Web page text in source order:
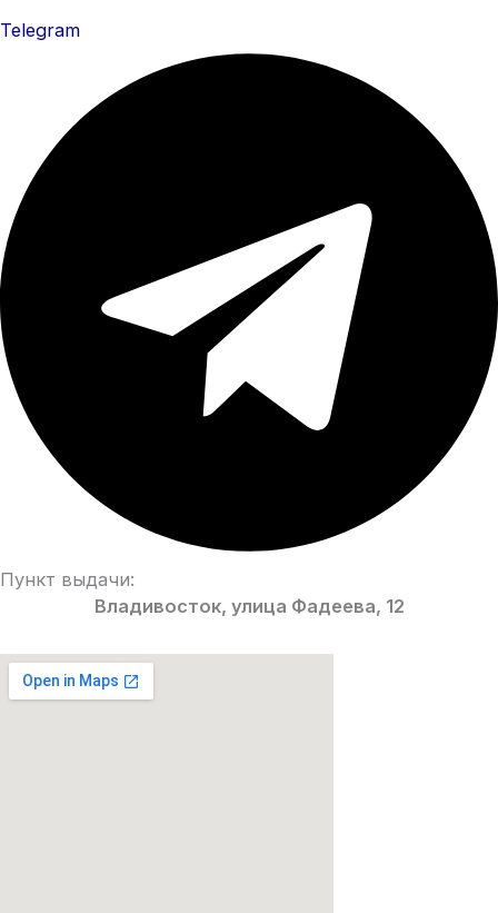
Telegram
Пункт выдачи:
Владивосток, улица Фадеева, 12